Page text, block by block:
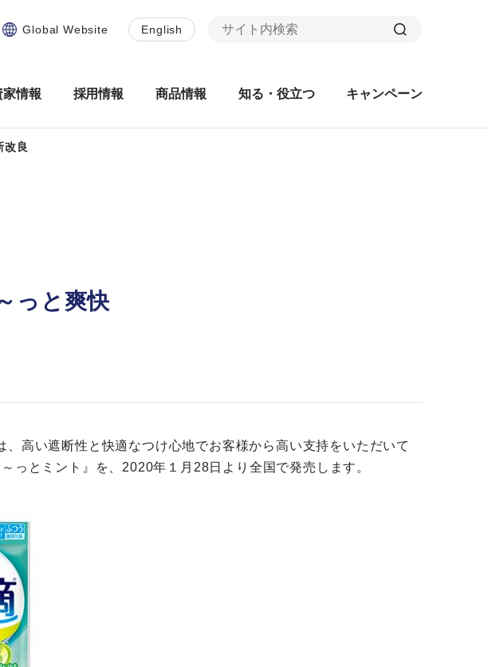
家情報 採用情報 商品情報 知る・役立つ キャンペーン
Global Website English
改良
っと爽快
高い遮断性と快適なつけ心地でお客様から高い支持をいただいて
とミント』を、2020年１月28日より全国で発売します。